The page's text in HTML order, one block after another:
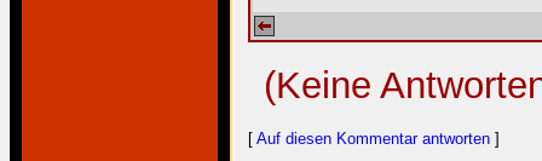
(Keine
[ Auf diesen Kommentar antworten ]